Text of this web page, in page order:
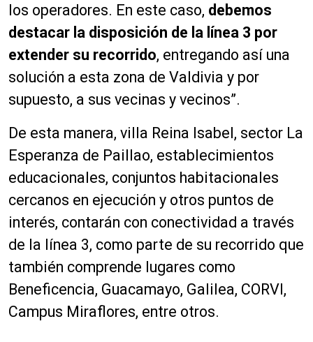
los operadores. En este caso, debemos
destacar la disposición de la línea 3 por
extender su recorrido, entregando así una
solución a esta zona de Valdivia y por
supuesto, a sus vecinas y vecinos”.
De esta manera, villa Reina Isabel, sector La
Esperanza de Paillao, establecimientos
educacionales, conjuntos habitacionales
cercanos en ejecución y otros puntos de
interés, contarán con conectividad a través
de la línea 3, como parte de su recorrido que
también comprende lugares como
Beneficencia, Guacamayo, Galilea, CORVI,
Campus Miraflores, entre otros.